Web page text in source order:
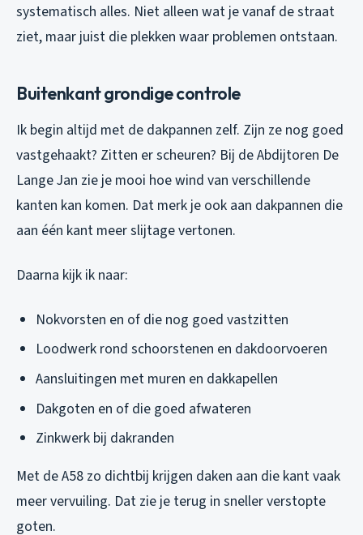
systematisch alles. Niet alleen wat je vanaf de straat
ziet, maar juist die plekken waar problemen ontstaan.
Buitenkant grondige controle
Ik begin altijd met de dakpannen zelf. Zijn ze nog goed
vastgehaakt? Zitten er scheuren? Bij de Abdijtoren De
Lange Jan zie je mooi hoe wind van verschillende
kanten kan komen. Dat merk je ook aan dakpannen die
aan één kant meer slijtage vertonen.
Daarna kijk ik naar:
Nokvorsten en of die nog goed vastzitten
Loodwerk rond schoorstenen en dakdoorvoeren
Aansluitingen met muren en dakkapellen
Dakgoten en of die goed afwateren
Zinkwerk bij dakranden
Met de A58 zo dichtbij krijgen daken aan die kant vaak
meer vervuiling. Dat zie je terug in sneller verstopte
goten.